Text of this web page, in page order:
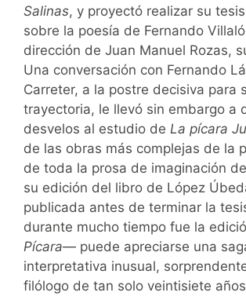
Salinas, y proyectó realizar su
sobre la poesía de Fernando
dirección de Juan Manuel Rozas,
Una conversación con Fernando
Carreter, a la postre decisiva para
trayectoria, le llevó sin embargo a
desvelos al estudio de La pícara
de las obras más complejas de la
de toda la prosa de imaginación
su edición del libro de López
publicada antes de terminar la
durante mucho tiempo fue la
Pícara— puede apreciarse una
interpretativa inusual,
filólogo de tan solo veintisiete